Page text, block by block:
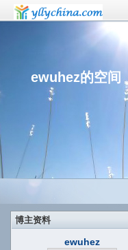
ewuhez的空间
博主资料
ewuhez